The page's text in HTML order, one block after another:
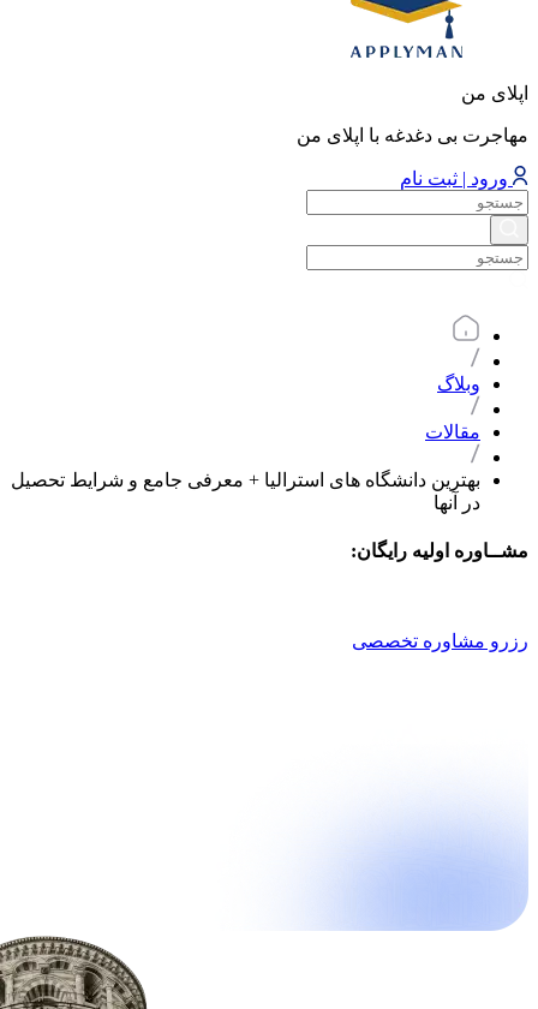
اپلای من
مهاجرت بی دغدغه با اپلای من
ورود | ثبت نام
وبلاگ
مقالات
بهترین دانشگاه های استرالیا + معرفی جامع و شرایط تحصیل
در آنها
مشــاوره اولیه رایگان:
رزرو مشاوره تخصصی